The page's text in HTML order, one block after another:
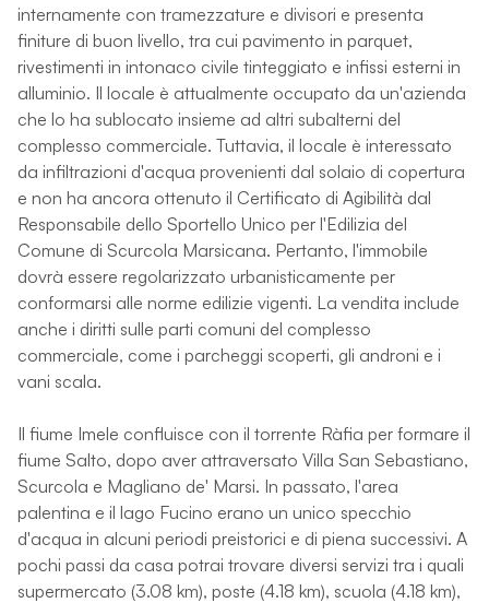
internamente con tramezzature e divisori e presenta
finiture di buon livello, tra cui pavimento in parquet,
rivestimenti in intonaco civile tinteggiato e infissi esterni in
alluminio. Il locale è attualmente occupato da un'azienda
che lo ha sublocato insieme ad altri subalterni del
complesso commerciale. Tuttavia, il locale è interessato
da infiltrazioni d'acqua provenienti dal solaio di copertura
e non ha ancora ottenuto il Certificato di Agibilità dal
Responsabile dello Sportello Unico per l'Edilizia del
Comune di Scurcola Marsicana. Pertanto, l'immobile
dovrà essere regolarizzato urbanisticamente per
conformarsi alle norme edilizie vigenti. La vendita include
anche i diritti sulle parti comuni del complesso
commerciale, come i parcheggi scoperti, gli androni e i
vani scala.
Il fiume Imele confluisce con il torrente Ràfia per formare il
fiume Salto, dopo aver attraversato Villa San Sebastiano,
Scurcola e Magliano de' Marsi. In passato, l'area
palentina e il lago Fucino erano un unico specchio
d'acqua in alcuni periodi preistorici e di piena successivi. A
pochi passi da casa potrai trovare diversi servizi tra i quali
supermercato (3.08 km), poste (4.18 km), scuola (4.18 km),